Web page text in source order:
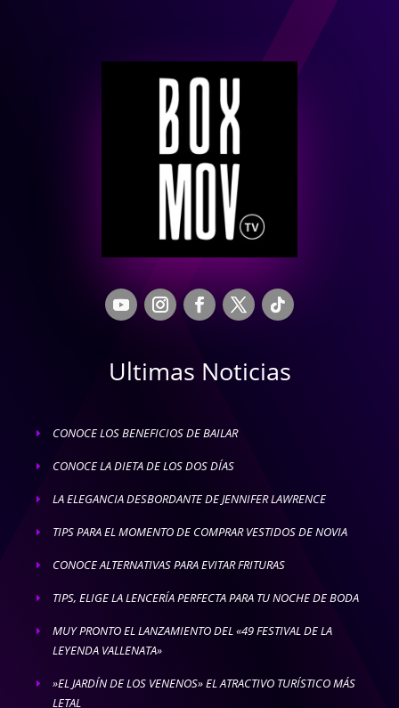
Ultimas Noticias
E CONOCE LOS BENEFICIOS DE BAILAR
E CONOCE LA DIETA DE LOS DOS DÍAS
E LA ELEGANCIA DESBORDANTE DE JENNIFER LAWRENCE
E TIPS PARA EL MOMENTO DE COMPRAR VESTIDOS DE NOVIA
E CONOCE ALTERNATIVAS PARA EVITAR FRITURAS
E TIPS, ELIGE LA LENCERÍA PERFECTA PARA TU NOCHE DE BODA
E
MUY PRONTO EL LANZAMIENTO DEL «49 FESTIVAL DE LA
LEYENDA VALLENATA»
E
»EL JARDÍN DE LOS VENENOS» EL ATRACTIVO TURÍSTICO MÁS
LETAL